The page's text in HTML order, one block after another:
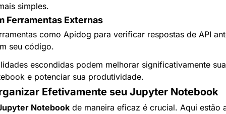
simples.
Ferramentas Externas
como Apidog para verificar respostas de API
seu código.
escondidas podem melhorar significativamente
e potenciar sua produtividade.
Efetivamente seu Jupyter Notebook
Notebook de maneira eficaz é crucial. Aqui estão